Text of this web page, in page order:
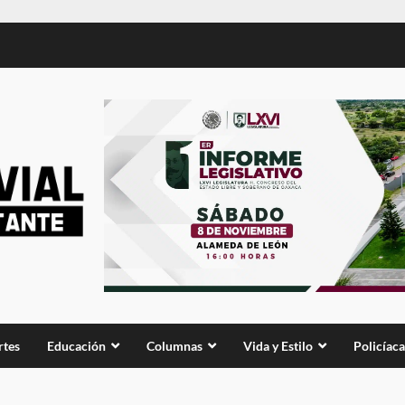
Educación Columnas Vida y Estilo Policíaca